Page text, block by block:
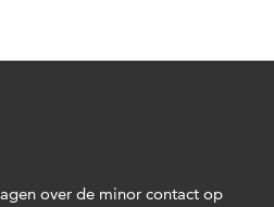
over de minor contact op